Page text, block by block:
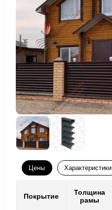
Цены Характеристики
Покрытие
Толщина
рамы